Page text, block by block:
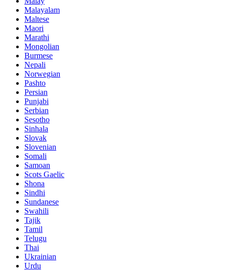
Malayalam
Maltese
Maori
Marathi
Mongolian
Burmese
Nepali
Norwegian
Pashto
Persian
Punjabi
Serbian
Sesotho
Sinhala
Slovak
Slovenian
Somali
Samoan
Scots Gaelic
Shona
Sindhi
Sundanese
Swahili
Tajik
Tamil
Telugu
Thai
Ukrainian
Urdu